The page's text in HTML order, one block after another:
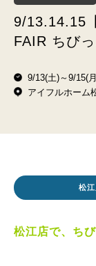
9/13.14.15
FAIR ちび
9/13(土)～9/15(
アイフルホーム
松江
松江店で、ち